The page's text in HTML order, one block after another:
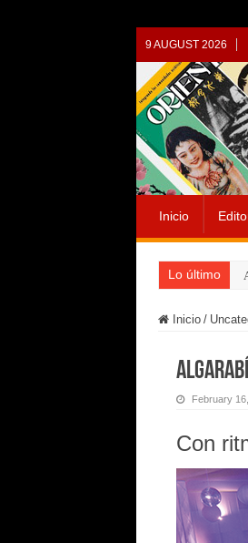
9 AUGUST 2026
Inicio
Lo último
Inicio /
February
Con